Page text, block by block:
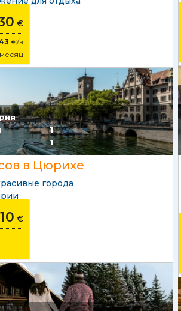
€
€/в
месяц
1
1
в Цюрихе
города
€